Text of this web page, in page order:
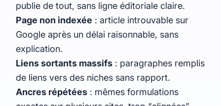
publie de tout, sans ligne éditoriale claire.
Page non indexée : article introuvable sur
Google après un délai raisonnable, sans
explication.
Liens sortants massifs : paragraphes remplis
de liens vers des niches sans rapport.
Ancres répétées : mêmes formulations